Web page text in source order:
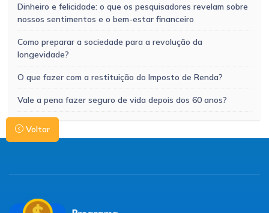
Dinheiro e felicidade: o que os pesquisadores revelam sobre
nossos sentimentos e o bem-estar financeiro
Como preparar a sociedade para a revolução da
longevidade?
O que fazer com a restituição do Imposto de Renda?
Vale a pena fazer seguro de vida depois dos 60 anos?
Voltar